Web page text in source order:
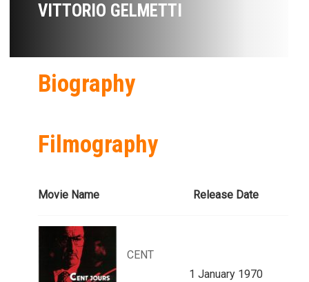
VITTORIO GELMETTI
Biography
Filmography
Movie Name Release Date
CENT
1 January 1970